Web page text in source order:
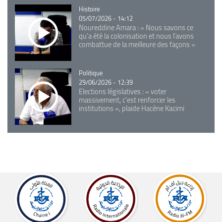
Catégorie
Histoire
05/07/2026 - 14:12
Noureddine Amara : « Nous savons ce
qu’a été la colonisation et nous l’avons
combattue de la meilleure des façons »
Catégorie
Politique
29/06/2026 - 12:39
Elections législatives : « voter
massivement, c'est renforcer les
institutions », plaide Hacène Kacimi